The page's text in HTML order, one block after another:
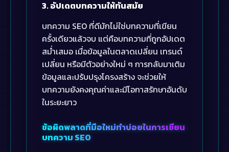
3. อัปเดตบทความให้ทันสมัย
บทความ SEO ที่ดีมักไม่ใช่บทความที่เขียน
ครั้งเดียวแล้วจบ แต่คือบทความที่ถูกอัปเดต
สม่ำเสมอ เมื่อข้อมูลในตลาดเปลี่ยน เทรนด์
เปลี่ยน หรือมีตัวอย่างใหม่ ๆ การกลับมาเติม
ข้อมูลและปรับปรุงโครงสร้าง จะช่วยให้
บทความยังคงคุณค่าและมีโอกาสรักษาอันดับ
ในระยะยาว
ข้อผิดพลาดที่มือใหม่ทำบ่อยในการเขียน
บทความ SEO